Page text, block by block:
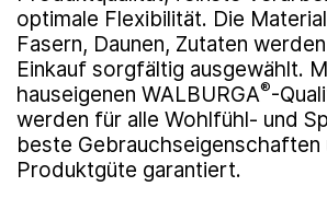
optimale Flexibilität. Die
Fasern, Daunen, Zutaten
Einkauf sorgfältig ausgewählt.
hauseigenen WALBURGA®-
werden für alle Wohlfühl- und
beste Gebrauchseigenschaften
Produktgüte garantiert.